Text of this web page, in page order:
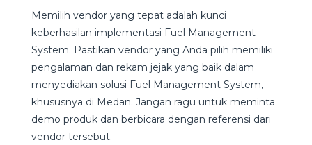
Memilih vendor yang tepat adalah kunci
keberhasilan implementasi Fuel Management
System. Pastikan vendor yang Anda pilih memiliki
pengalaman dan rekam jejak yang baik dalam
menyediakan solusi Fuel Management System,
khususnya di Medan. Jangan ragu untuk meminta
demo produk dan berbicara dengan referensi dari
vendor tersebut.